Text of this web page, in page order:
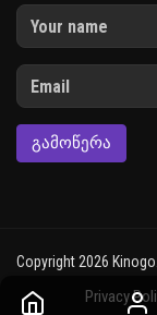
ᲒᲐᲛᲝᲬᲔᲠᲐ
Copyright 2026
Privacy